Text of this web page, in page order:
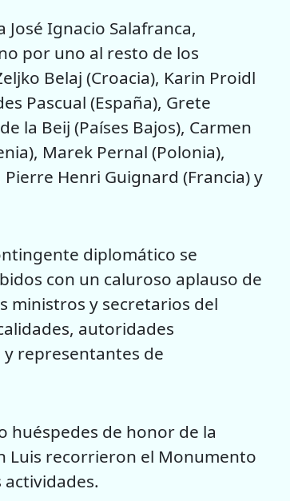
Ignacio Salafranca,
por uno al resto de los
Belaj (Croacia), Karin Proidl
Pascual (España), Grete
la Beij (Países Bajos), Carmen
Marek Pernal (Polonia),
Henri Guignard (Francia) y
diplomático se
con un caluroso aplauso de
ministros y secretarios del
autoridades
representantes de
huéspedes de honor de la
Luis recorrieron el Monumento